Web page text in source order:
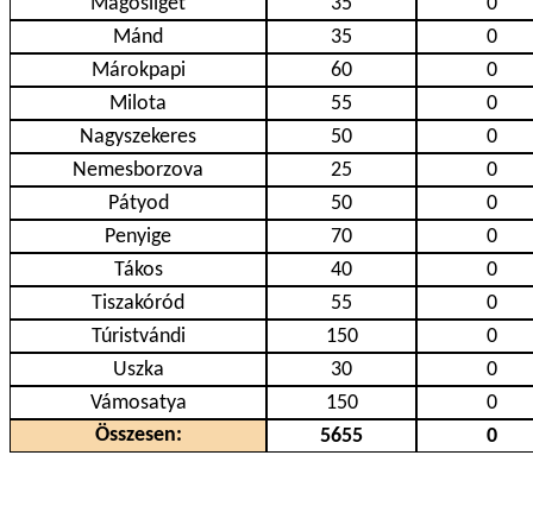
Mánd
35
0
Márokpapi
60
0
Milota
55
0
Nagyszekeres
50
0
Nemesborzova
25
0
Pátyod
50
0
Penyige
70
0
Tákos
40
0
Tiszakóród
55
0
Túristvándi
150
0
Uszka
30
0
Vámosatya
150
0
Összesen:
5655 0